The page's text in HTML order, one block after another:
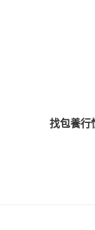
找包養行